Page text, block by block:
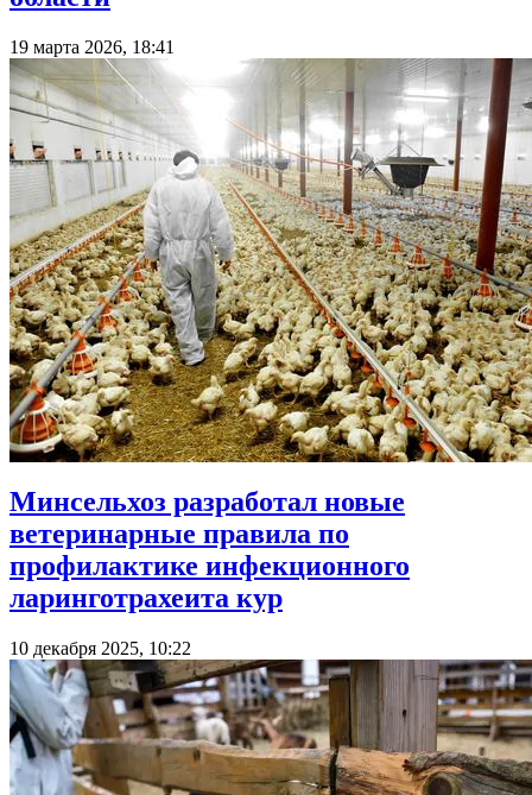
19 марта 2026, 18:41
Минсельхоз разработал новые
ветеринарные правила по
профилактике инфекционного
ларинготрахеита кур
10 декабря 2025, 10:22